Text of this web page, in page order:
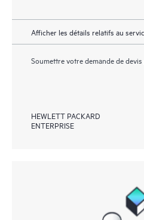
Afficher les détails relatifs au
Soumettre votre demande de
HEWLETT PACKARD
ENTERPRISE